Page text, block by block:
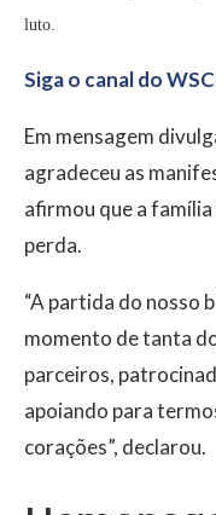
luto.
Siga o canal do
Em mensagem
agradeceu as
afirmou que a
perda.
“A partida do nosso
momento de tanta
parceiros,
apoiando para
corações”, declarou.